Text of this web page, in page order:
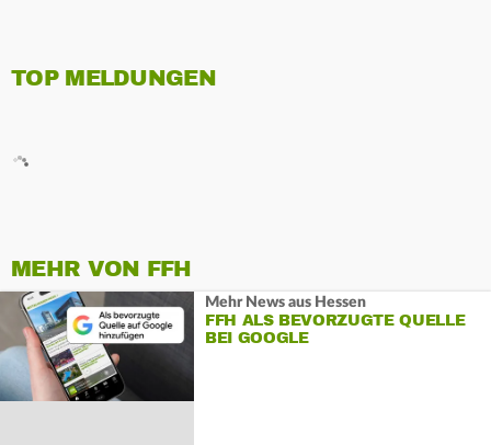
TOP MELDUNGEN
MEHR VON FFH
Mehr News aus Hessen
FFH ALS BEVORZUGTE QUELLE
BEI GOOGLE